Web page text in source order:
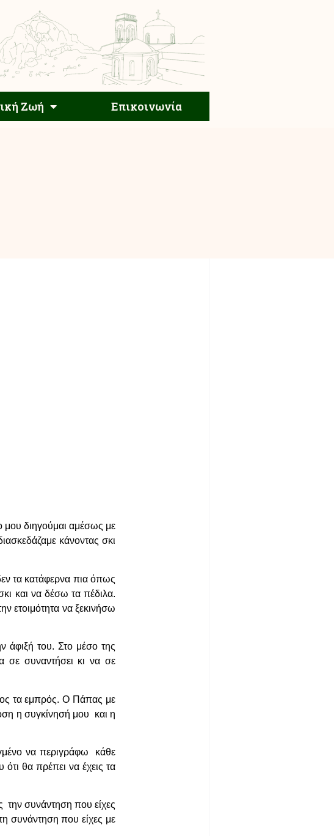
Ζωή Επικοινωνία
Εκκλησιαστική Ζωή Επικοινωνία
μου διηγούμαι αμέσως με
κάνοντας σκι
τα κατάφερνα πια όπως
και να δέσω τα πέδιλα.
ετοιμότητα να ξεκινήσω
άφιξή του. Στο μέσο της
σε συναντήσει κι να σε
τα εμπρός. Ο Πάπας με
η συγκίνησή μου και η
να περιγράφω κάθε
θα πρέπει να έχεις τα
την συνάντηση που είχες
συνάντηση που είχες με